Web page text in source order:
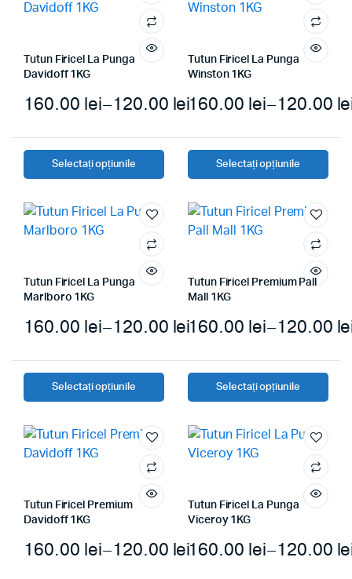
Tutun Firicel La Punga
Davidoff 1KG
120.00 lei
–
160.00 lei
de
prețuri:
120.00 lei
până
160.00 lei
Selectați opțiunile
are
mai
Opțiunile
pot
fi
pe
pagina
produsului
Tutun Firicel La Punga
Winston 1KG
120.00
–
160.00 lei
Selectați opțiunile
are
mai
Opțiunile
pot
fi
pe
pagina
produsului
Tutun Firicel La Punga
Marlboro 1KG
120.00 lei
–
160.00 lei
de
prețuri:
120.00 lei
până
160.00 lei
Selectați opțiunile
are
mai
Opțiunile
pot
fi
Tutun Firicel Premium Pall
Mall 1KG
120.00
–
160.00 lei
Selectați opțiunile
are
mai
Opțiunile
pot
fi
Tutun Firicel Premium
Davidoff 1KG
120.00 lei
–
160.00 lei
Tutun Firicel La Punga
Viceroy 1KG
120.00
–
160.00 lei